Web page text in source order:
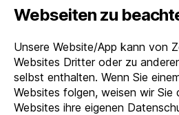
Webseiten zu
Unsere Website/App kann von
Websites Dritter oder zu
selbst enthalten. Wenn Sie
Websites folgen, weisen wir Sie
Websites ihre eigenen